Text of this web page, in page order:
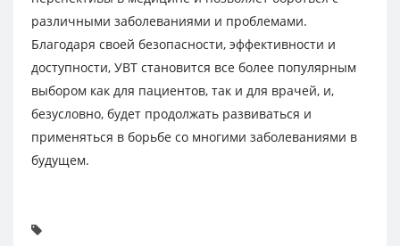
различными заболеваниями и проблемами.
Благодаря своей безопасности, эффективности и
доступности, УВТ становится все более популярным
выбором как для пациентов, так и для врачей, и,
безусловно, будет продолжать развиваться и
применяться в борьбе со многими заболеваниями в
будущем.